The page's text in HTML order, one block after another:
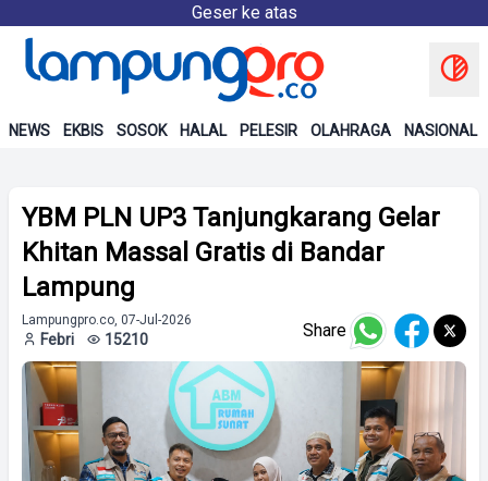
Geser ke atas
NEWS EKBIS SOSOK HALAL PELESIR OLAHRAGA NASIONAL
YBM PLN UP3 Tanjungkarang Gelar
Khitan Massal Gratis di Bandar
Lampung
Lampungpro.co, 07-Jul-2026
Febri 15210 Share